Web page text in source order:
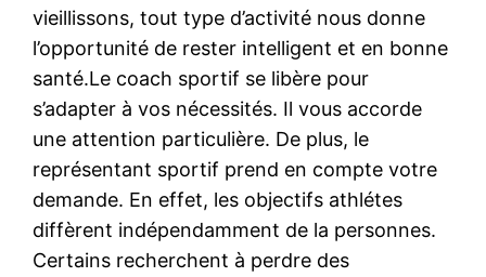
vieillissons, tout type d’activité nous donne
l’opportunité de rester intelligent et en bonne
santé.Le coach sportif se libère pour
s’adapter à vos nécessités. Il vous accorde
une attention particulière. De plus, le
représentant sportif prend en compte votre
demande. En effet, les objectifs athlétes
diffèrent indépendamment de la personnes.
Certains recherchent à perdre des